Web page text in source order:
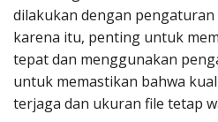
dilakukan dengan
karena itu, penting untuk
tepat dan menggunakan
untuk memastikan bahwa
terjaga dan ukuran file tetap